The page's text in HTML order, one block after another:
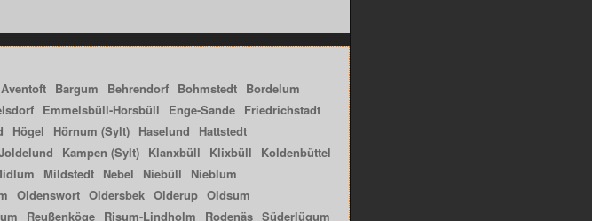
Aventoft Bargum Behrendorf Bohmstedt Bordelum
Emmelsbüll-Horsbüll Enge-Sande Friedrichstadt
Högel Hörnum (Sylt) Haselund
Hattstedt
Kampen (Sylt) Klanxbüll Klixbüll
Koldenbüttel
Mildstedt Nebel Niebüll
Nieblum
Oldenswort Oldersbek Olderup Oldsum
Reußenköge Risum-Lindholm Rodenäs Süderlügum